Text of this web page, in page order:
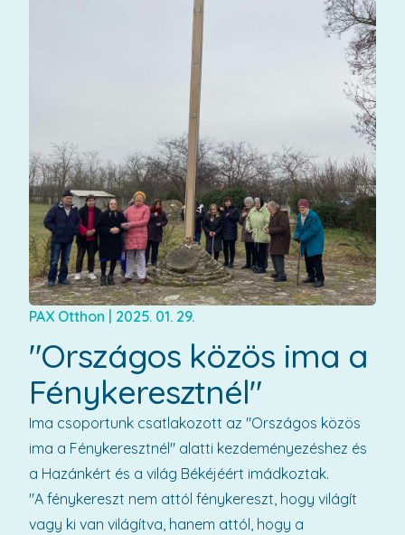
PAX Otthon 2025. 01. 29.
"Országos közös ima a
Fénykeresztnél"
Ima csoportunk csatlakozott az "Országos közös
ima a Fénykeresztnél" alatti kezdeményezéshez és
a Hazánkért és a világ Békéjéért imádkoztak.
"A fénykereszt nem attól fénykereszt, hogy világít
vagy ki van világítva, hanem attól, hogy a